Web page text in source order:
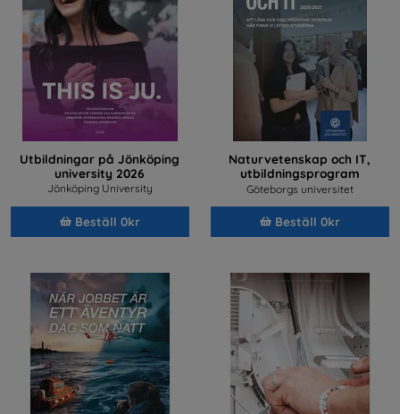
Utbildningar på Jönköping
university 2026
Jönköping University
Beställ 0kr
Naturvetenskap och IT,
utbildningsprogram
2026/2027
Göteborgs universitet
Beställ 0kr